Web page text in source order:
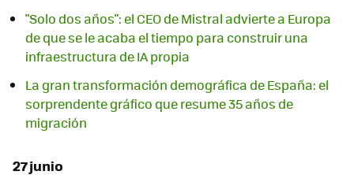
"Solo dos años": el CEO de Mistral advierte a Europa
de que se le acaba el tiempo para construir una
infraestructura de IA propia
La gran transformación demográfica de España: el
sorprendente gráfico que resume 35 años de
migración
27 junio